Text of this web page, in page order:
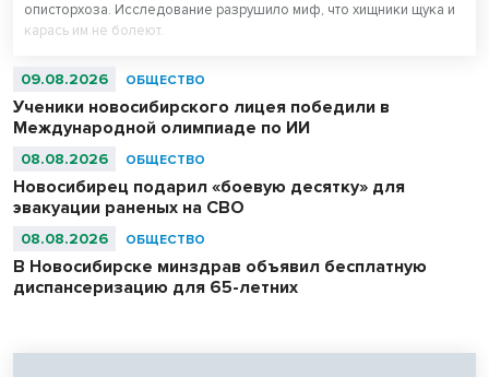
описторхоза. Исследование разрушило миф, что хищники щука и
карась им не болеют.
09.08.2026 ОБЩЕСТВО
Ученики новосибирского лицея победили в
Международной олимпиаде по ИИ
08.08.2026 ОБЩЕСТВО
Новосибирец подарил «боевую десятку» для
эвакуации раненых на СВО
08.08.2026 ОБЩЕСТВО
В Новосибирске минздрав объявил бесплатную
диспансеризацию для 65-летних